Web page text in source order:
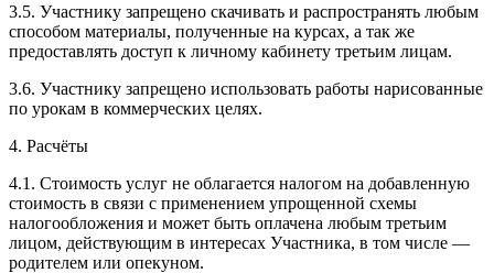
3.5. Участнику запрещено скачивать и распространять любым
способом материалы, полученные на курсах, а так же
предоставлять доступ к личному кабинету третьим лицам.
3.6. Участнику запрещено использовать работы нарисованные
по урокам в коммерческих целях.
4. Расчёты
4.1. Cтоимость услуг не облагается налогом на добавленную
стоимость в связи с применением упрощенной схемы
налогообложения и может быть оплачена любым третьим
лицом, действующим в интересах Участника, в том числе —
родителем или опекуном.